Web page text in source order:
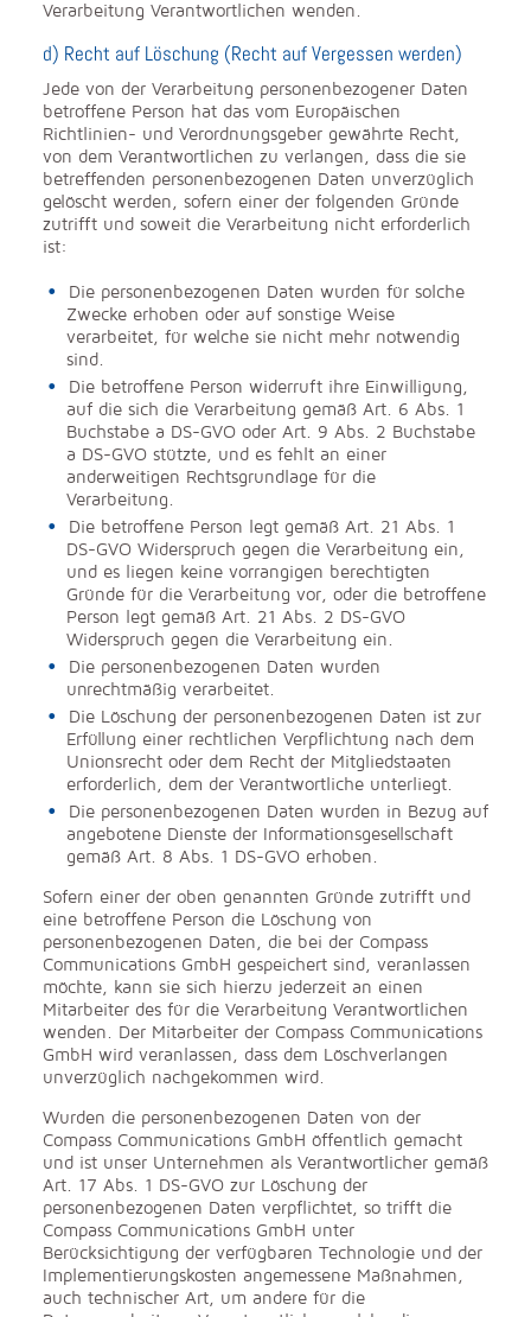
Verarbeitung Verantwortlichen wenden.
d) Recht auf Löschung (Recht auf Vergessen werden)
Jede von der Verarbeitung personenbezogener Daten
betroffene Person hat das vom Europäischen
Richtlinien- und Verordnungsgeber gewährte Recht,
von dem Verantwortlichen zu verlangen, dass die sie
betreffenden personenbezogenen Daten unverzüglich
gelöscht werden, sofern einer der folgenden Gründe
zutrifft und soweit die Verarbeitung nicht erforderlich
ist:
Die personenbezogenen Daten wurden für solche
Zwecke erhoben oder auf sonstige Weise
verarbeitet, für welche sie nicht mehr notwendig
sind.
Die betroffene Person widerruft ihre Einwilligung,
auf die sich die Verarbeitung gemäß Art. 6 Abs. 1
Buchstabe a DS-GVO oder Art. 9 Abs. 2 Buchstabe
a DS-GVO stützte, und es fehlt an einer
anderweitigen Rechtsgrundlage für die
Verarbeitung.
Die betroffene Person legt gemäß Art. 21 Abs. 1
DS-GVO Widerspruch gegen die Verarbeitung ein,
und es liegen keine vorrangigen berechtigten
Gründe für die Verarbeitung vor, oder die betroffene
Person legt gemäß Art. 21 Abs. 2 DS-GVO
Widerspruch gegen die Verarbeitung ein.
Die personenbezogenen Daten wurden
unrechtmäßig verarbeitet.
Die Löschung der personenbezogenen Daten ist zur
Erfüllung einer rechtlichen Verpflichtung nach dem
Unionsrecht oder dem Recht der Mitgliedstaaten
erforderlich, dem der Verantwortliche unterliegt.
Die personenbezogenen Daten wurden in Bezug auf
angebotene Dienste der Informationsgesellschaft
gemäß Art. 8 Abs. 1 DS-GVO erhoben.
Sofern einer der oben genannten Gründe zutrifft und
eine betroffene Person die Löschung von
personenbezogenen Daten, die bei der Compass
Communications GmbH gespeichert sind, veranlassen
möchte, kann sie sich hierzu jederzeit an einen
Mitarbeiter des für die Verarbeitung Verantwortlichen
wenden. Der Mitarbeiter der Compass Communications
GmbH wird veranlassen, dass dem Löschverlangen
unverzüglich nachgekommen wird.
Wurden die personenbezogenen Daten von der
Compass Communications GmbH öffentlich gemacht
und ist unser Unternehmen als Verantwortlicher gemäß
Art. 17 Abs. 1 DS-GVO zur Löschung der
personenbezogenen Daten verpflichtet, so trifft die
Compass Communications GmbH unter
Berücksichtigung der verfügbaren Technologie und der
Implementierungskosten angemessene Maßnahmen,
auch technischer Art, um andere für die